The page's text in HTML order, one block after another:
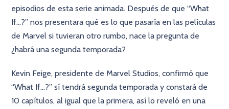
episodios de esta serie animada. Después de que “What
If…?” nos presentara qué es lo que pasaría en las películas
de Marvel si tuvieran otro rumbo, nace la pregunta de
¿habrá una segunda temporada?
Kevin Feige, presidente de Marvel Studios, confirmó que
“What If…?” sí tendrá segunda temporada y constará de
10 capítulos, al igual que la primera, así lo reveló en una